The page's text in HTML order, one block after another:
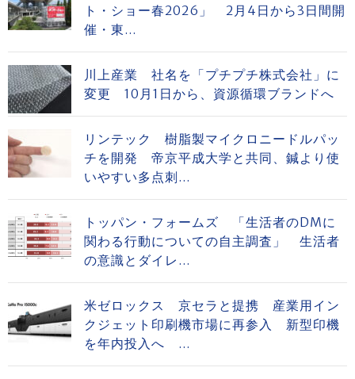
ト・ショー春2026」 2月4日から3日間開
催・東...
川上産業 社名を「プチプチ株式会社」に
変更 10月1日から、資源循環ブランドへ
リンテック 樹脂製マイクロニードルパッ
チを開発 帝京平成大学と共同、鍼より使
いやすい多点刺...
トッパン・フォームズ 「生活者のDMに
関わる行動についての自主調査」 生活者
の意識とダイレ...
米ゼロックス 京セラと提携 産業用イン
クジェット印刷機市場に再参入 新型印機
を年内投入へ ...